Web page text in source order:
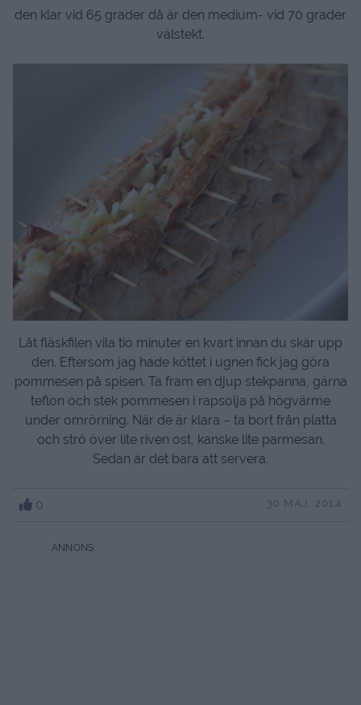
den klar vid 65 grader då är den medium- vid 70 grader
välstekt.
Låt fläskfilen vila tio minuter en kvart innan du skär upp
den. Eftersom jag hade köttet i ugnen fick jag göra
pommesen på spisen. Ta fram en djup stekpanna, gärna
teflon och stek pommesen i rapsolja på högvärme
under omrörning. När de är klara – ta bort från platta
och strö över lite riven ost, kanske lite parmesan.
Sedan är det bara att servera.
0 30 MAJ, 2014